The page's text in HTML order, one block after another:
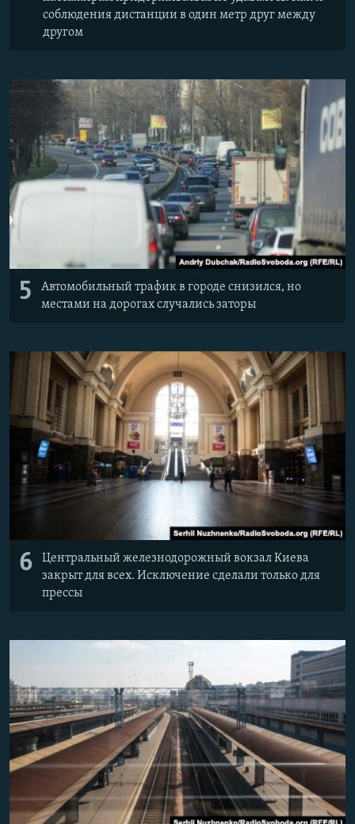
соблюдения дистанции в один метр друг между
другом
5
Автомобильный трафик в городе снизился, но
местами на дорогах случались заторы
6
Центральный железнодорожный вокзал Киева
закрыт для всех. Исключение сделали только для
прессы